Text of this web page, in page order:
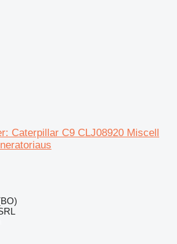
Caterpillar C9 CLJ08920 Miscell